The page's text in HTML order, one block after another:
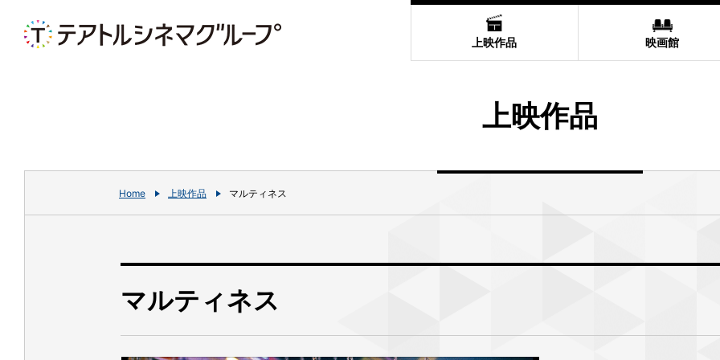
上映作品 映画館
上映作品
Home 上映作品 マルティネス
マルティネス